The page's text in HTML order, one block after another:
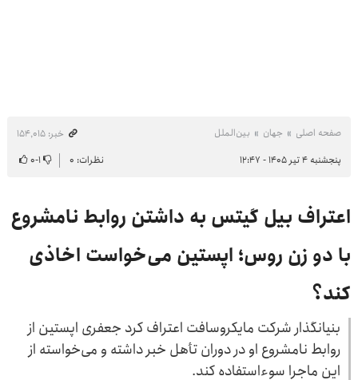
صفحه اصلی جهان بین‌الملل
خبر: ۱۵۴٬۰۱۵
پنجشنبه ۴ تیر ۱۴۰۵ - ۱۲:۴۷
نظرات: ۰ ۱-۰
اعتراف بیل گیتس به داشتن روابط نامشروع
با دو زن روس؛ اپستین می‌خواست اخاذی
کند؟
بنیانگذار شرکت مایکروسافت اعتراف کرد جعفری اپستین از
روابط نامشروع او در دوران تأهل خبر داشته و می‌خواسته از
این ماجرا سوءاستفاده کند.